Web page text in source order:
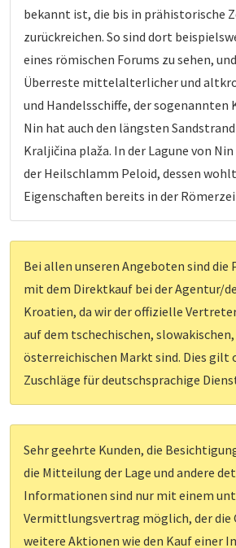
bekannt ist, die bis in prähistorische
zurückreichen. So sind dort
eines römischen Forums zu sehen,
Überreste mittelalterlicher und
und Handelsschiffe, der sogenannten
Nin hat auch den längsten
Kraljičina plaža. In der Lagune von
der Heilschlamm Peloid, dessen
Eigenschaften bereits in der
Bei allen unseren Angeboten sind die
mit dem Direktkauf bei der Agentur/
Kroatien, da wir der offizielle
auf dem tschechischen,
österreichischen Markt sind. Dies gilt
Zuschläge für deutschsprachige
Sehr geehrte Kunden, die
die Mitteilung der Lage und andere
Informationen sind nur mit einem
Vermittlungsvertrag möglich, der die
weitere Aktionen wie den Kauf einer